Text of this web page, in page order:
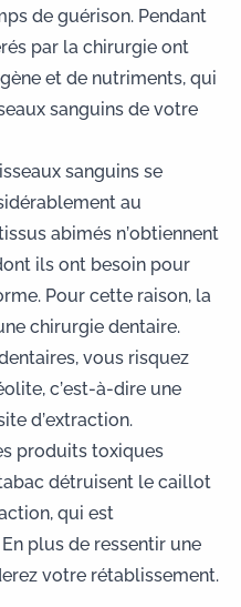
de guérison. Pendant
par la chirurgie ont
et de nutriments, qui
sanguins de votre
sanguins se
au
abimés n’obtiennent
ils ont besoin pour
Pour cette raison, la
chirurgie dentaire.
vous risquez
c’est-à-dire une
d’extraction.
produits toxiques
détruisent le caillot
qui est
plus de ressentir une
votre rétablissement.